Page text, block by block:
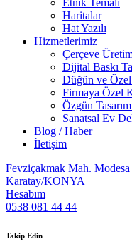
Etnik Temalı
Haritalar
Hat Yazılı
Hizmetlerimiz
Çerçeve
Dijital Baskı
Düğün ve Özel
Firmaya Özel
Özgün
Sanatsal Ev
Blog / Haber
İletişim
Fevziçakmak Mah.
Karatay/KONYA
Hesabım
0538 081 44 44
Takip Edin